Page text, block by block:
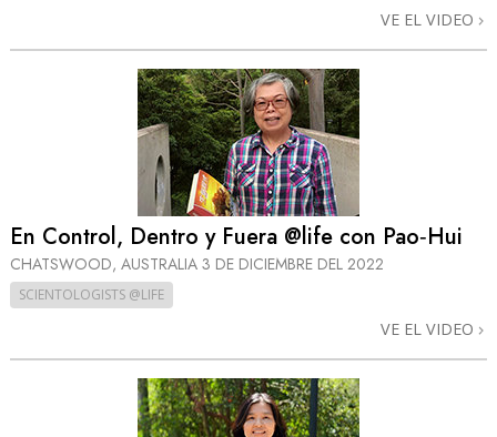
VE EL VIDEO
En Control, Dentro y Fuera @life con Pao‑Hui
CHATSWOOD, AUSTRALIA 3 DE DICIEMBRE DEL 2022
SCIENTOLOGISTS @LIFE
VE EL VIDEO